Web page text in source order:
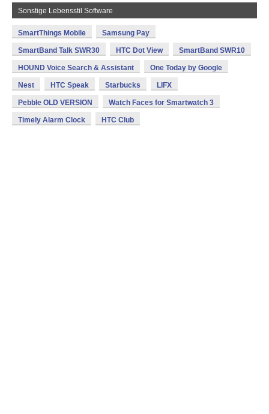
Sonstige Lebensstil Software
SmartThings Mobile Samsung Pay
SmartBand Talk SWR30 HTC Dot View SmartBand SWR10
HOUND Voice Search & Assistant One Today by Google
Nest HTC Speak Starbucks LIFX
Pebble OLD VERSION Watch Faces for Smartwatch 3
Timely Alarm Clock HTC Club